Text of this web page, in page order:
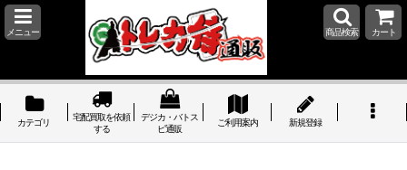
メニュー 商品検索 カート
カテゴリ
宅配買取を依頼
する
デジカ・バトス
ピ通販
ご利用案内 新規登録